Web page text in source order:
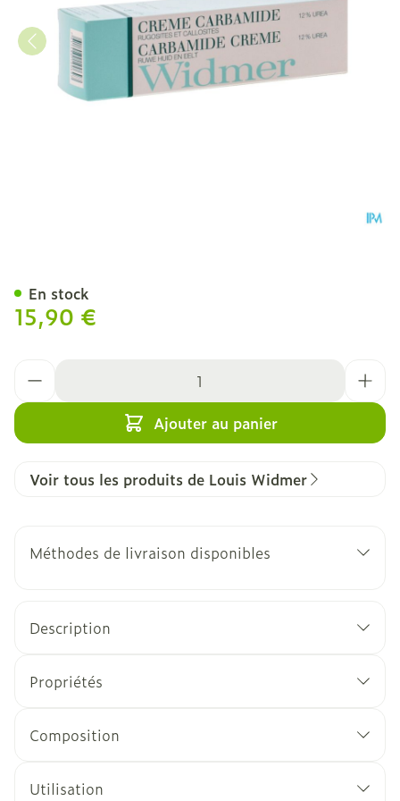
15,90 €
Ajouter au panier
En stock
Voir tous les produits de Louis Widmer
Méthodes de livraison disponibles
Description
Propriétés
Composition
Utilisation